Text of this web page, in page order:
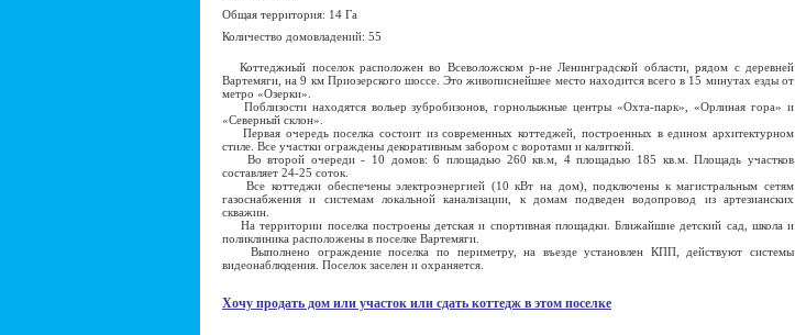
Общая территория: 14 Га
Количество домовладений: 55
Коттеджный поселок расположен во Всеволожском р-не Ленинградской области, рядом с деревней
Вартемяги, на 9 км Приозерского шоссе. Это живописнейшее место находится всего в 15 минутах езды от
метро «Озерки».
Поблизости находятся вольер зубробизонов, горнолыжные центры «Охта-парк», «Орлиная гора» и
«Северный склон».
Первая очередь поселка состоит из современных коттеджей, построенных в едином архитектурном
стиле. Все участки ограждены декоративным забором с воротами и калиткой.
Во второй очереди - 10 домов: 6 площадью 260 кв.м, 4 площадью 185 кв.м. Площадь участков
составляет 24-25 соток.
Все коттеджи обеспечены электроэнергией (10 кВт на дом), подключены к магистральным сетям
газоснабжения и системам локальной канализации, к домам подведен водопровод из артезианских
скважин.
На территории поселка построены детская и спортивная площадки. Ближайшие детский сад, школа и
поликлиника расположены в поселке Вартемяги.
Выполнено ограждение поселка по периметру, на въезде установлен КПП, действуют системы
видеонаблюдения. Поселок заселен и охраняется.
Хочу продать дом или участок или сдать коттедж в этом поселке